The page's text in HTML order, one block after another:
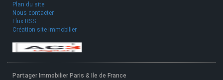
Plan du site
Nous contacter
Flux RSS
Création site immobilier
Partager Immobilier Paris & Ile de France